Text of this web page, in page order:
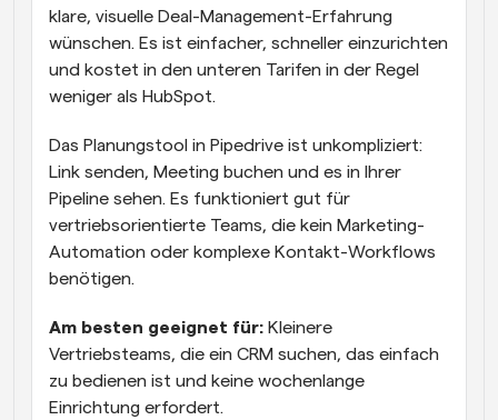
klare, visuelle Deal-Management-Erfahrung
wünschen. Es ist einfacher, schneller einzurichten
und kostet in den unteren Tarifen in der Regel
weniger als HubSpot.
Das Planungstool in Pipedrive ist unkompliziert:
Link senden, Meeting buchen und es in Ihrer
Pipeline sehen. Es funktioniert gut für
vertriebsorientierte Teams, die kein Marketing-
Automation oder komplexe Kontakt-Workflows
benötigen.
Am besten geeignet für: Kleinere
Vertriebsteams, die ein CRM suchen, das einfach
zu bedienen ist und keine wochenlange
Einrichtung erfordert.